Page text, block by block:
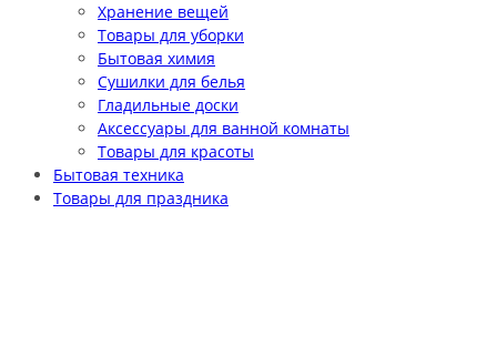
Хранение вещей
Товары для уборки
Бытовая химия
Сушилки для белья
Гладильные доски
Аксессуары для ванной комнаты
Товары для красоты
Бытовая техника
Товары для праздника